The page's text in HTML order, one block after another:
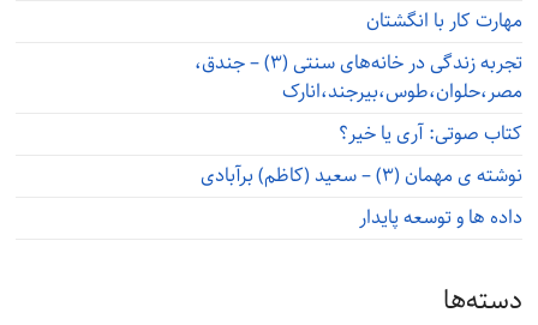
مهارت کار با انگشتان
تجربه زندگی در خانه‌های سنتی (۳) – جندق،
مصر،حلوان،طوس،بیرجند،انارک
کتاب صوتی: آری یا خیر؟
نوشته ی مهمان (۳) – سعید (کاظم) برآبادی
داده ها و توسعه پایدار
دسته‌ها